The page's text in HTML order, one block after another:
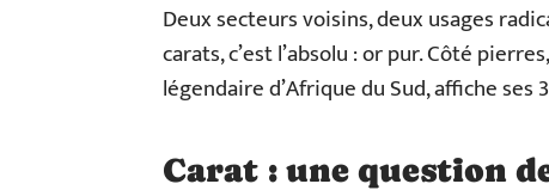
Deux secteurs voisins, deux usages
carats, c’est l’absolu : or pur. Côté
légendaire d’Afrique du Sud, affiche ses
Carat : une question